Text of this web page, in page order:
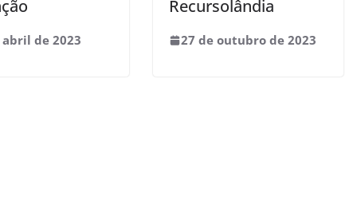
abril de 2023
Recursolândia
27 de outubro de 2023